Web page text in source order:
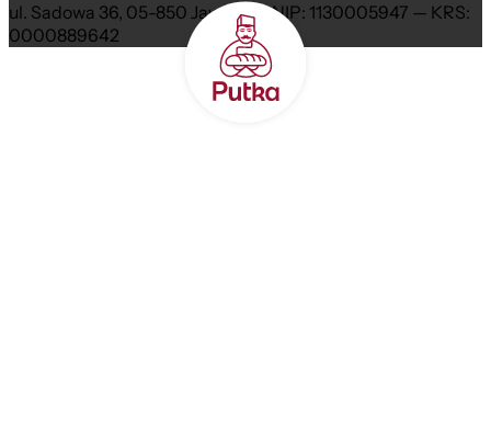
ul. Sadowa 36, 05-850 Jawczyce NIP: 1130005947 — KRS:
0000889642